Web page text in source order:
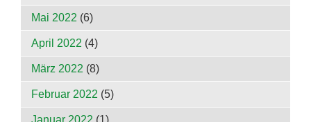
Mai 2022 (6)
April 2022 (4)
März 2022 (8)
Februar 2022 (5)
Januar 2022 (1)